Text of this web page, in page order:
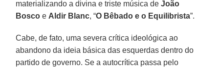
materializando a divina e triste música deJoão
Bosco e Aldir Blanc, “O Bêbado e o Equilibrista”.
Cabe, de fato, uma severa crítica ideológica ao
abandono da ideia básica das esquerdas dentro do
partido de governo. Se a autocrítica passa pelo